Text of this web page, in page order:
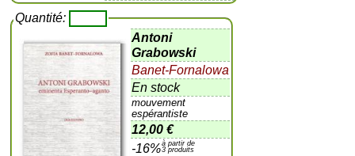
Quantité:
Antoni
Grabowski
Banet-Fornalowa
En stock
mouvement
espérantiste
12,00 €
-16%à partir de
3 produits